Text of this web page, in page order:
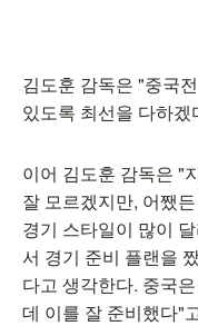
김도훈 감독은 "중국
있도록 최선을 다하
이어 김도훈 감독은 "
잘 모르겠지만, 어쨌
경기 스타일이 많이
서 경기 준비 플랜을
다고 생각한다. 중국
데 이를 잘 준비했다"